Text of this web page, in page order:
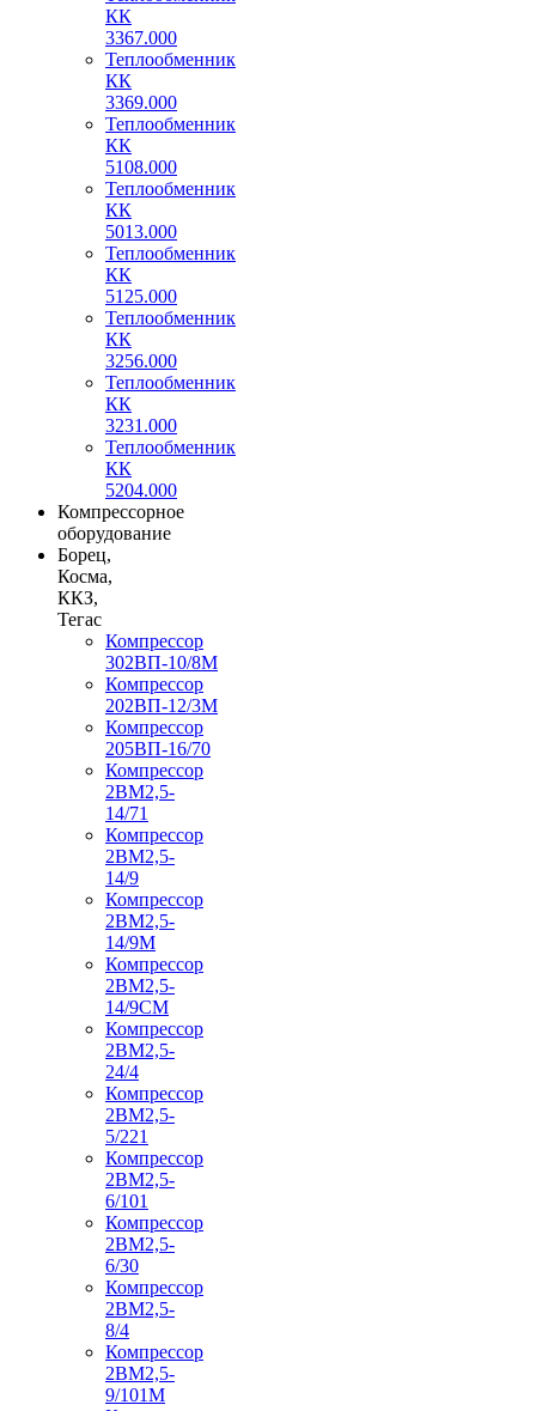
КК
3367.000
Теплообменник
КК
3369.000
Теплообменник
КК
5108.000
Теплообменник
КК
5013.000
Теплообменник
КК
5125.000
Теплообменник
КК
3256.000
Теплообменник
КК
3231.000
Теплообменник
КК
5204.000
Компрессорное
оборудование
Борец,
Косма,
ККЗ,
Тегас
Компрессор
302ВП-10/8М
Компрессор
202ВП-12/3М
Компрессор
205ВП-16/70
Компрессор
2ВМ2,5-
14/71
Компрессор
2ВМ2,5-
14/9
Компрессор
2ВМ2,5-
14/9М
Компрессор
2ВМ2,5-
14/9СМ
Компрессор
2ВМ2,5-
24/4
Компрессор
2ВМ2,5-
5/221
Компрессор
2ВМ2,5-
6/101
Компрессор
2ВМ2,5-
6/30
Компрессор
2ВМ2,5-
8/4
Компрессор
2ВМ2,5-
9/101М